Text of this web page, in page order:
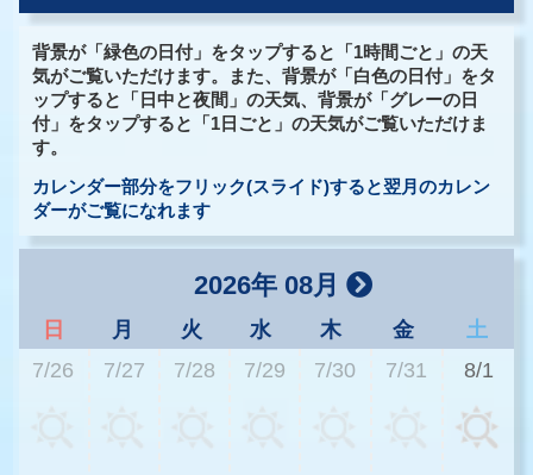
背景が「緑色の日付」をタップすると「1時間ごと」の天
気がご覧いただけます。また、背景が「白色の日付」をタ
ップすると「日中と夜間」の天気、背景が「グレーの日
付」をタップすると「1日ごと」の天気がご覧いただけま
す。
カレンダー部分をフリック(スライド)すると翌月のカレン
ダーがご覧になれます
2026年 08月
日 月 火 水 木 金
土
7/26
7/27 7/28 7/29 7/30 7/31 8/1